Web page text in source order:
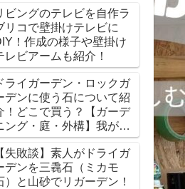
ビングのテレビを自作ラ
リコで壁掛けテレビに
！作成の様子や壁掛け
レビアームも紹介！
ライガーデン・ロックガ
デンに使う石について紹
！どこで買う？【ガーデ
ング・庭・外構】我が家
ミカモ石！
【失敗談】素人がドライガ
デンを三毳石（ミカモ
）と山砂でリガーデン！